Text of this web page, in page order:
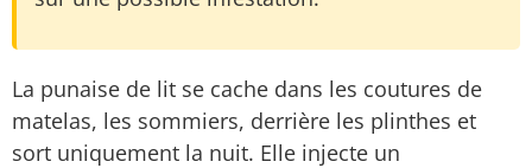
La punaise de lit se cache dans les coutures de
matelas, les sommiers, derrière les plinthes et
sort uniquement la nuit. Elle injecte un